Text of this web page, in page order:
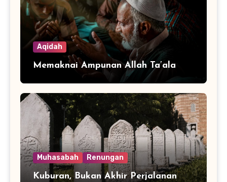
Aqidah
Memaknai Ampunan Allah Ta’ala
Muhasabah Renungan
Kuburan, Bukan Akhir Perjalanan